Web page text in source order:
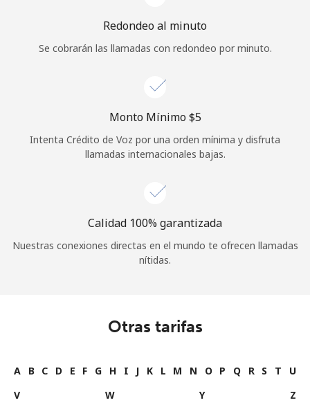
Redondeo al minuto
Se cobrarán las llamadas con redondeo por minuto.
Monto Mínimo ⁦$5⁩
Intenta Crédito de Voz por una orden mínima y disfruta
llamadas internacionales bajas.
Calidad 100% garantizada
Nuestras conexiones directas en el mundo te ofrecen llamadas
nítidas.
Otras tarifas
A B C D E F G H I J K L M N O P Q R S T
U
V
W Y Z